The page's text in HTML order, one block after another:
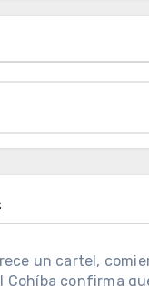
un cartel,
Cohíba confirma